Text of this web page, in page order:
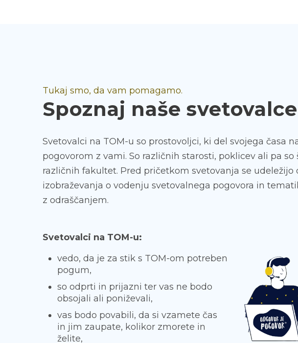
Tukaj smo, da vam pomagamo.
Spoznaj naše svetovalce
Svetovalci na TOM-u so prostovoljci, ki del svojega časa
pogovorom z vami. So različnih starosti, poklicev ali pa
različnih fakultet. Pred pričetkom svetovanja se udeležijo
izobraževanja o vodenju svetovalnega pogovora in
z odraščanjem.
Svetovalci na TOM-u:
vedo, da je za stik s TOM-om potreben
pogum,
so odprti in prijazni ter vas ne bodo
obsojali ali poniževali,
vas bodo povabili, da si vzamete čas
in jim zaupate, kolikor zmorete in
želite,